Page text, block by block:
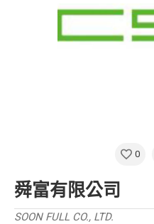
0
舜富有限公司
SOON FULL CO., LTD.